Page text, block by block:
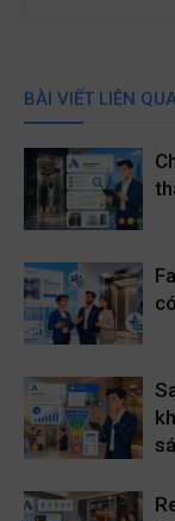
BÀI VIẾT LIÊN